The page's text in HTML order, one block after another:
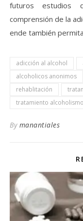
futuros estudios
comprensión de la
ende también
adicción al alcohol
alcoholicos anonimos
rehablitación
tratamiento alcoholismo
By manantiales